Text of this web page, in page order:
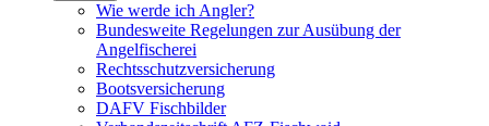
Wie werde ich Angler?
Bundesweite Regelungen zur Ausübung der
Angelfischerei
Rechtsschutzversicherung
Bootsversicherung
DAFV Fischbilder